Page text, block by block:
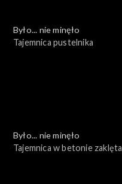
Było... nie minęło
Tajemnica pustelnika
Było... nie minęło
Tajemnica w betonie zaklęta